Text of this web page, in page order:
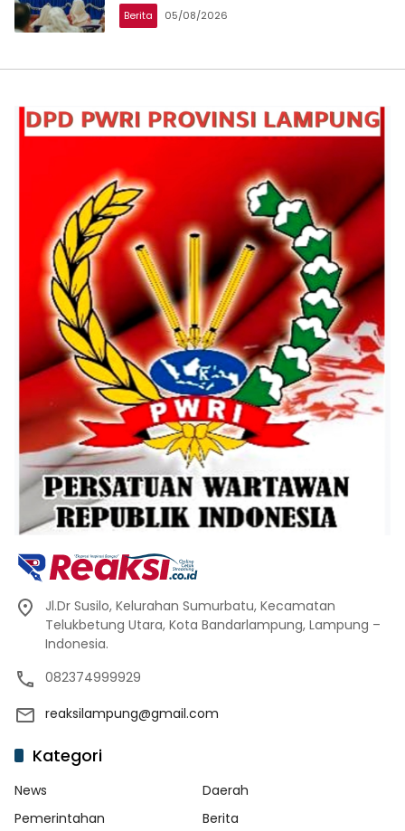
Berita 05/08/2026
Jl.Dr Susilo, Kelurahan Sumurbatu, Kecamatan
Telukbetung Utara, Kota Bandarlampung, Lampung –
Indonesia.
082374999929
reaksilampung@gmail.com
Kategori
News
Daerah
Pemerintahan
Berita